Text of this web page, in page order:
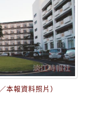
本報資料照片）